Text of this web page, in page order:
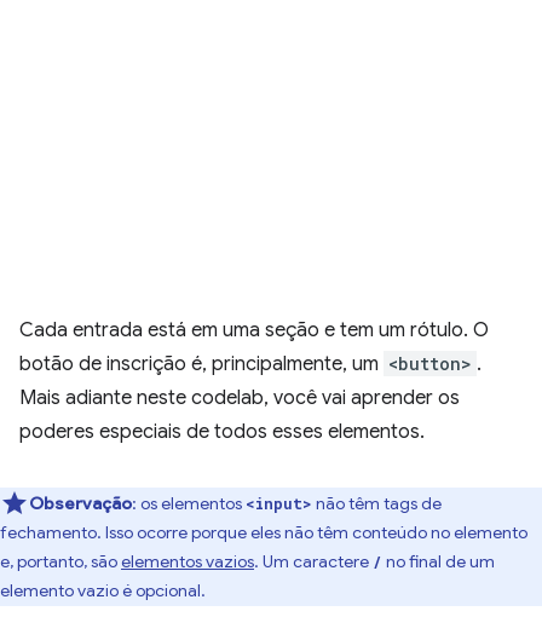
Cada entrada está em uma seção e tem um rótulo. O
botão de inscrição é, principalmente, um <button> .
Mais adiante neste codelab, você vai aprender os
poderes especiais de todos esses elementos.
Observação: os elementos <input> não têm tags de
fechamento. Isso ocorre porque eles não têm conteúdo no elemento
e, portanto, sãoelementos vazios. Um caractere / no final de um
elemento vazio é opcional.